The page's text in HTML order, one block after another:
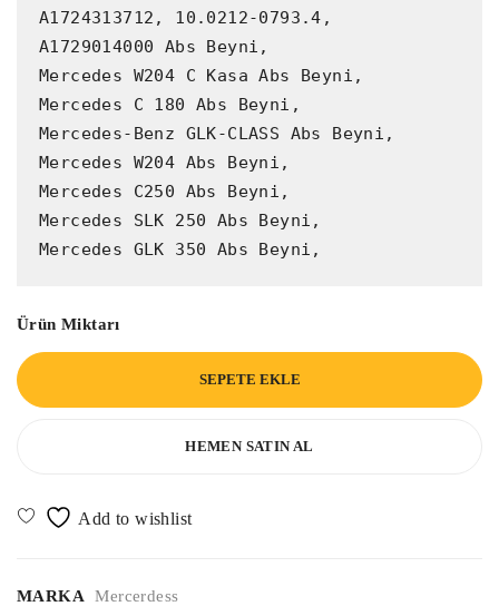
A1724313712, 10.0212-0793.4,
A1729014000 Abs Beyni,
Mercedes W204 C Kasa Abs Beyni,
Mercedes C 180 Abs Beyni,
Mercedes-Benz GLK-CLASS Abs Beyni,
Mercedes W204 Abs Beyni,
Mercedes C250 Abs Beyni,
Mercedes SLK 250 Abs Beyni,
Mercedes GLK 350 Abs Beyni,
Ürün Miktarı
SEPETE EKLE
HEMEN SATIN AL
MARKA
Mercerdess